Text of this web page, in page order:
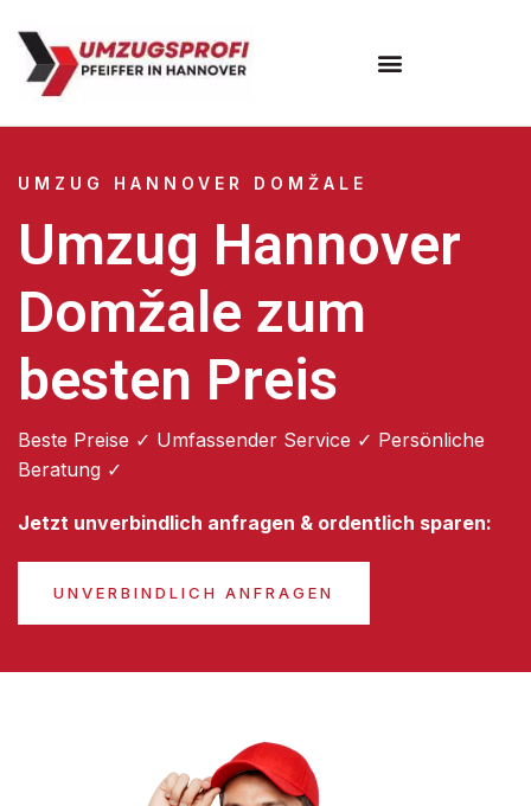
UMZUG HANNOVER DOMŽALE
Umzug Hannover
Domžale zum
besten Preis
Beste Preise ✓ Umfassender Service ✓ Persönliche
Beratung ✓
Jetzt unverbindlich anfragen & ordentlich sparen:
UNVERBINDLICH ANFRAGEN